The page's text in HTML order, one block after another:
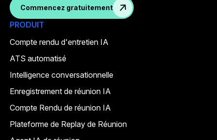
Commencez gratuitement
PRODUIT
Compte rendu d'entretien IA
ATS automatisé
Intelligence conversationnelle
Enregistrement de réunion IA
Compte Rendu de réunion IA
Plateforme de Replay de Réunion